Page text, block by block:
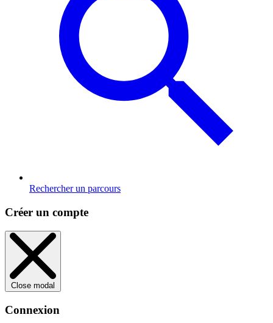
Rechercher un parcours
Créer un compte
Close modal
Connexion